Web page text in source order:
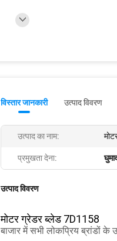
विस्तार जानकारी उत्पाद विवरण
उत्पाद का नाम:
प्रमुखता देना:
उत्पाद विवरण
मोटर ग्रेडर ब्लेड 7D1158
बाजार में सभी लोकप्रिय ब्रांडों